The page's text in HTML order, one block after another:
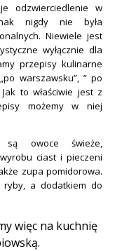
odzwierciedlenie w
nigdy nie była
Niewiele jest
wyłącznie dla
przepisy kulinarne
warszawsku”, ” po
to właściwie jest z
możemy w niej
są owoce świeże,
ciast i pieczeni
zupa pomidorowa.
ryby, a dodatkiem do
więc na kuchnię